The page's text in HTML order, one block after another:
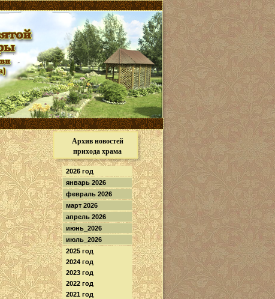
Архив новостей
прихода храма
2026 год
январь 2026
февраль 2026
март 2026
апрель 2026
июнь_2026
июль_2026
2025 год
2024 год
2023 год
2022 год
2021 год